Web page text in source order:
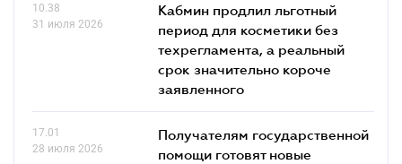
10.38
31 июля 2026
Кабмин продлил льготный
период для косметики без
техрегламента, а реальный
срок значительно короче
заявленного
17.01
28 июля 2026
Получателям государственной
помощи готовят новые